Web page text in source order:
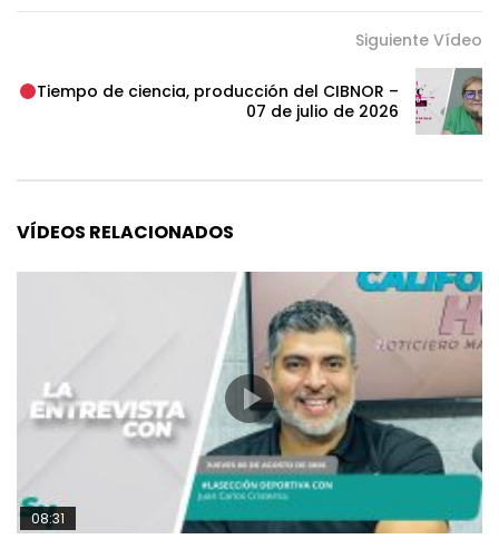
Siguiente Vídeo
Tiempo de ciencia, producción del CIBNOR –
07 de julio de 2026
VÍDEOS RELACIONADOS
08:31